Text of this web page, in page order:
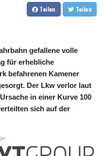
1.156136
30.637594
7.477932
67.345355
153.688625
57.293288
17.342035
184.982115
0.856968
3.017966
Teilen Teilen
gefallene volle
für erhebliche
befahrenen Kamener
Der Lkw verlor laut
in einer Kurve 100
sich auf der